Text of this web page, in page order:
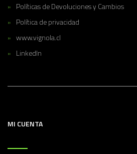
Políticas de Devoluciones y Cambios
Política de privacidad
www.vignola.cl
LinkedIn
MI CUENTA